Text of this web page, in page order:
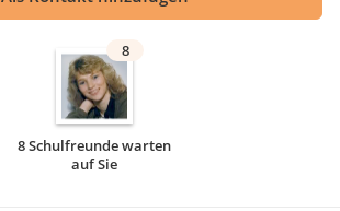
8
8 Schulfreunde warten
auf Sie